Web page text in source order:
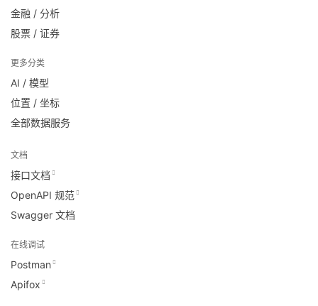
金融 / 分析
股票 / 证券
更多分类
AI / 模型
位置 / 坐标
全部数据服务
文档
接口文档
OpenAPI 规范
Swagger 文档
在线调试
Postman
Apifox